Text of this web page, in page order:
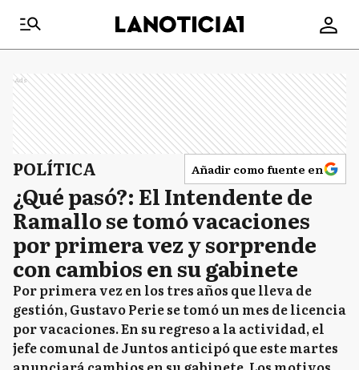
Ads
POLÍTICA Añadir como fuente en
¿Qué pasó?: El Intendente de
Ramallo se tomó vacaciones
por primera vez y sorprende
con cambios en su gabinete
Por primera vez en los tres años que lleva de
gestión, Gustavo Perie se tomó un mes de licencia
por vacaciones. En su regreso a la actividad, el
jefe comunal de Juntos anticipó que este martes